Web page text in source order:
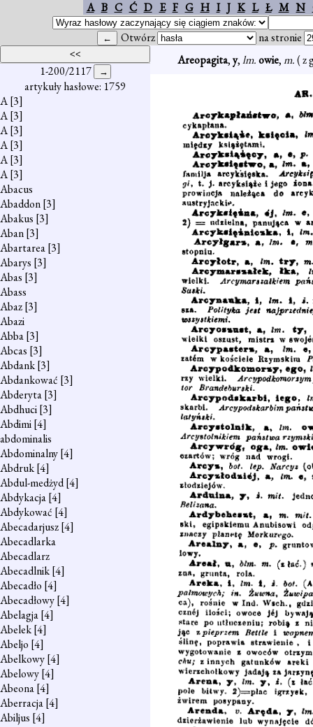
A B C Ć D E F G H I J K L Ł M N
Otwórz na stronie
1-200/2117
artykuły hasłowe: 1759
A[3]
A[3]
A[3]
A[3]
A[3]
A[3]
Abacus
Abaddon[3]
Abakus [3]
Aban[3]
Abartarea[3]
Abarys [3]
Abas [3]
Abass
Abaz[3]
Abazi
Abba[3]
Abcas [3]
Abdank[3]
Abdankować [3]
Abderyta[3]
Abdhuci[3]
Abdimi[4]
abdominalis
Abdominalny[4]
Abdruk[4]
Abdul-medżyd[4]
Abdykacja[4]
Abdykować [4]
Abecadarjusz[4]
Abecadlarka
Abecadlarz
Abecadlnik[4]
Abecadło [4]
Abecadłowy[4]
Abelagja[4]
Abelek[4]
Abeljo [4]
Abelkowy[4]
Abelowy[4]
Abeona[4]
Aberracja[4]
Abiljus [4]
Areopagita,y,lm.owie,m.( z